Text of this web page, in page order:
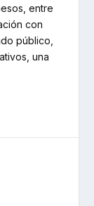
entre
con
público,
una